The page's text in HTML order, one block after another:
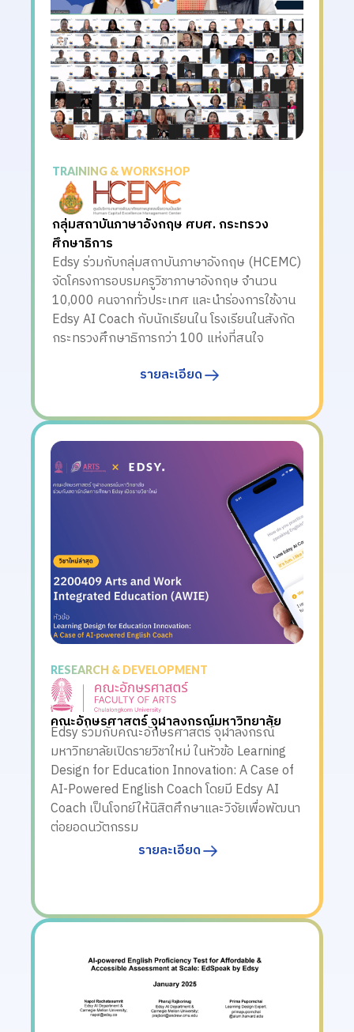
TRAINING & WORKSHOP
กลุ่มสถาบันภาษาอังกฤษ ศบศ. กระทรวง
ศึกษาธิการ
Edsy ร่วมกับกลุ่มสถาบันภาษาอังกฤษ (HCEMC)
จัดโครงการอบรมครูวิชาภาษาอังกฤษ จำนวน
10,000 คนจากทั่วประเทศ และนำร่องการใช้งาน
Edsy AI Coach กับนักเรียนใน โรงเรียนในสังกัด
กระทรวงศึกษาธิการกว่า 100 แห่งที่สนใจ
รายละเอียด
RESEARCH & DEVELOPMENT
คณะอักษรศาสตร์ จุฬาลงกรณ์มหาวิทยาลัย
Edsy ร่วมกับคณะอักษรศาสตร์ จุฬาลงกรณ์
มหาวิทยาลัยเปิดรายวิชาใหม่ ในหัวข้อ Learning
Design for Education Innovation: A Case of
AI-Powered English Coach โดยมี Edsy AI
Coach เป็นโจทย์ให้นิสิตศึกษาและวิจัยเพื่อพัฒนา
ต่อยอดนวัตกรรม
รายละเอียด